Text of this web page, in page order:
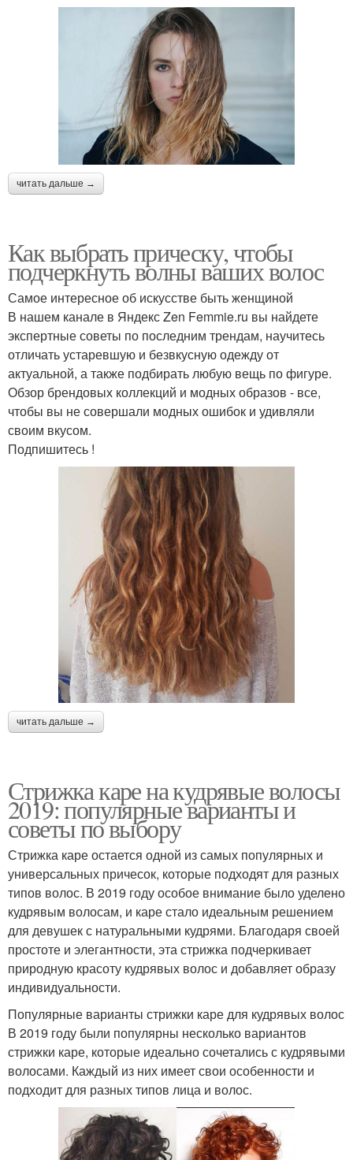
читать дальше →
Как выбрать прическу, чтобы
подчеркнуть волны ваших волос
Самое интересное об искусстве быть женщиной
В нашем канале в Яндекс Zen Femmie.ru вы найдете
экспертные советы по последним трендам, научитесь
отличать устаревшую и безвкусную одежду от
актуальной, а также подбирать любую вещь по фигуре.
Обзор брендовых коллекций и модных образов - все,
чтобы вы не совершали модных ошибок и удивляли
своим вкусом.
Подпишитесь !
читать дальше →
Стрижка каре на кудрявые волосы
2019: популярные варианты и
советы по выбору
Стрижка каре остается одной из самых популярных и
универсальных причесок, которые подходят для разных
типов волос. В 2019 году особое внимание было уделено
кудрявым волосам, и каре стало идеальным решением
для девушек с натуральными кудрями. Благодаря своей
простоте и элегантности, эта стрижка подчеркивает
природную красоту кудрявых волос и добавляет образу
индивидуальности.
Популярные варианты стрижки каре для кудрявых волос
В 2019 году были популярны несколько вариантов
стрижки каре, которые идеально сочетались с кудрявыми
волосами. Каждый из них имеет свои особенности и
подходит для разных типов лица и волос.